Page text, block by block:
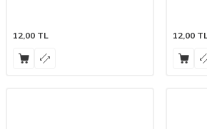
12,00 TL 12,00